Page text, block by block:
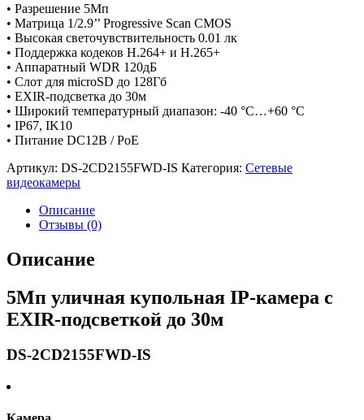
• Разрешение 5Мп
• Матрица 1/2.9’’ Progressive Scan CMOS
• Высокая светочувствительность 0.01 лк
• Поддержка кодеков H.264+ и H.265+
• Аппаратный WDR 120дБ
• Слот для microSD до 128Гб
• EXIR-подсветка до 30м
• Широкий температурный диапазон: -40 °C…+60 °C
• IP67, IK10
• Питание DC12В / PoE
Артикул: DS-2CD2155FWD-IS Категория: Сетевые
видеокамеры
Описание
Отзывы (0)
Описание
5Мп уличная купольная IP-камера с
EXIR-подсветкой до 30м
DS-2CD2155FWD-IS